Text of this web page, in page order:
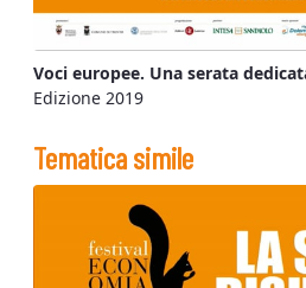
Voci europee. Una serata
Edizione 2019
Tematica simile